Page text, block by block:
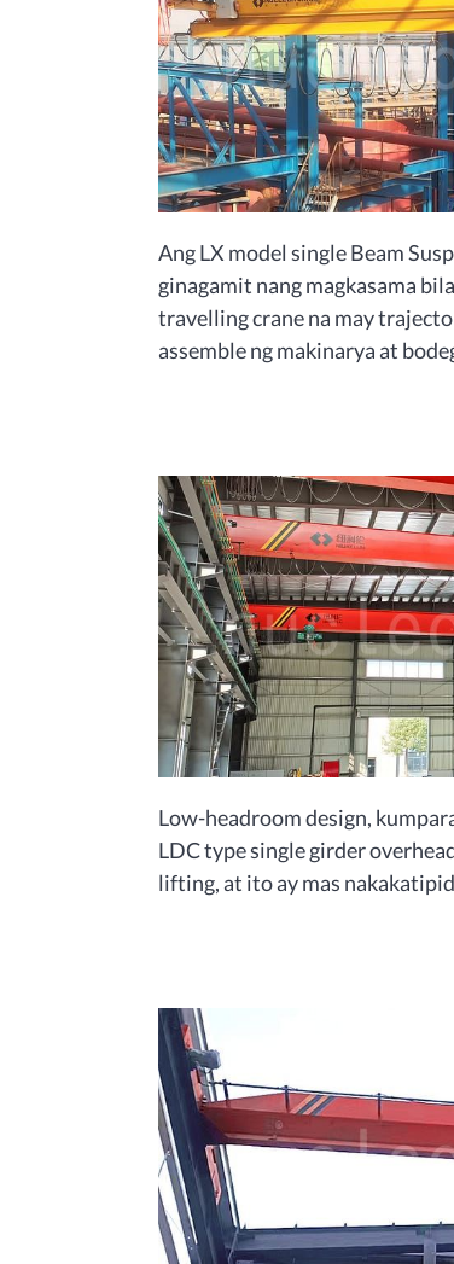
Ang LX model single Beam
ginagamit nang magkasama
travelling crane na may
assemble ng makinarya at
Low-headroom design,
LDC type single girder
lifting, at ito ay mas nakakatipid